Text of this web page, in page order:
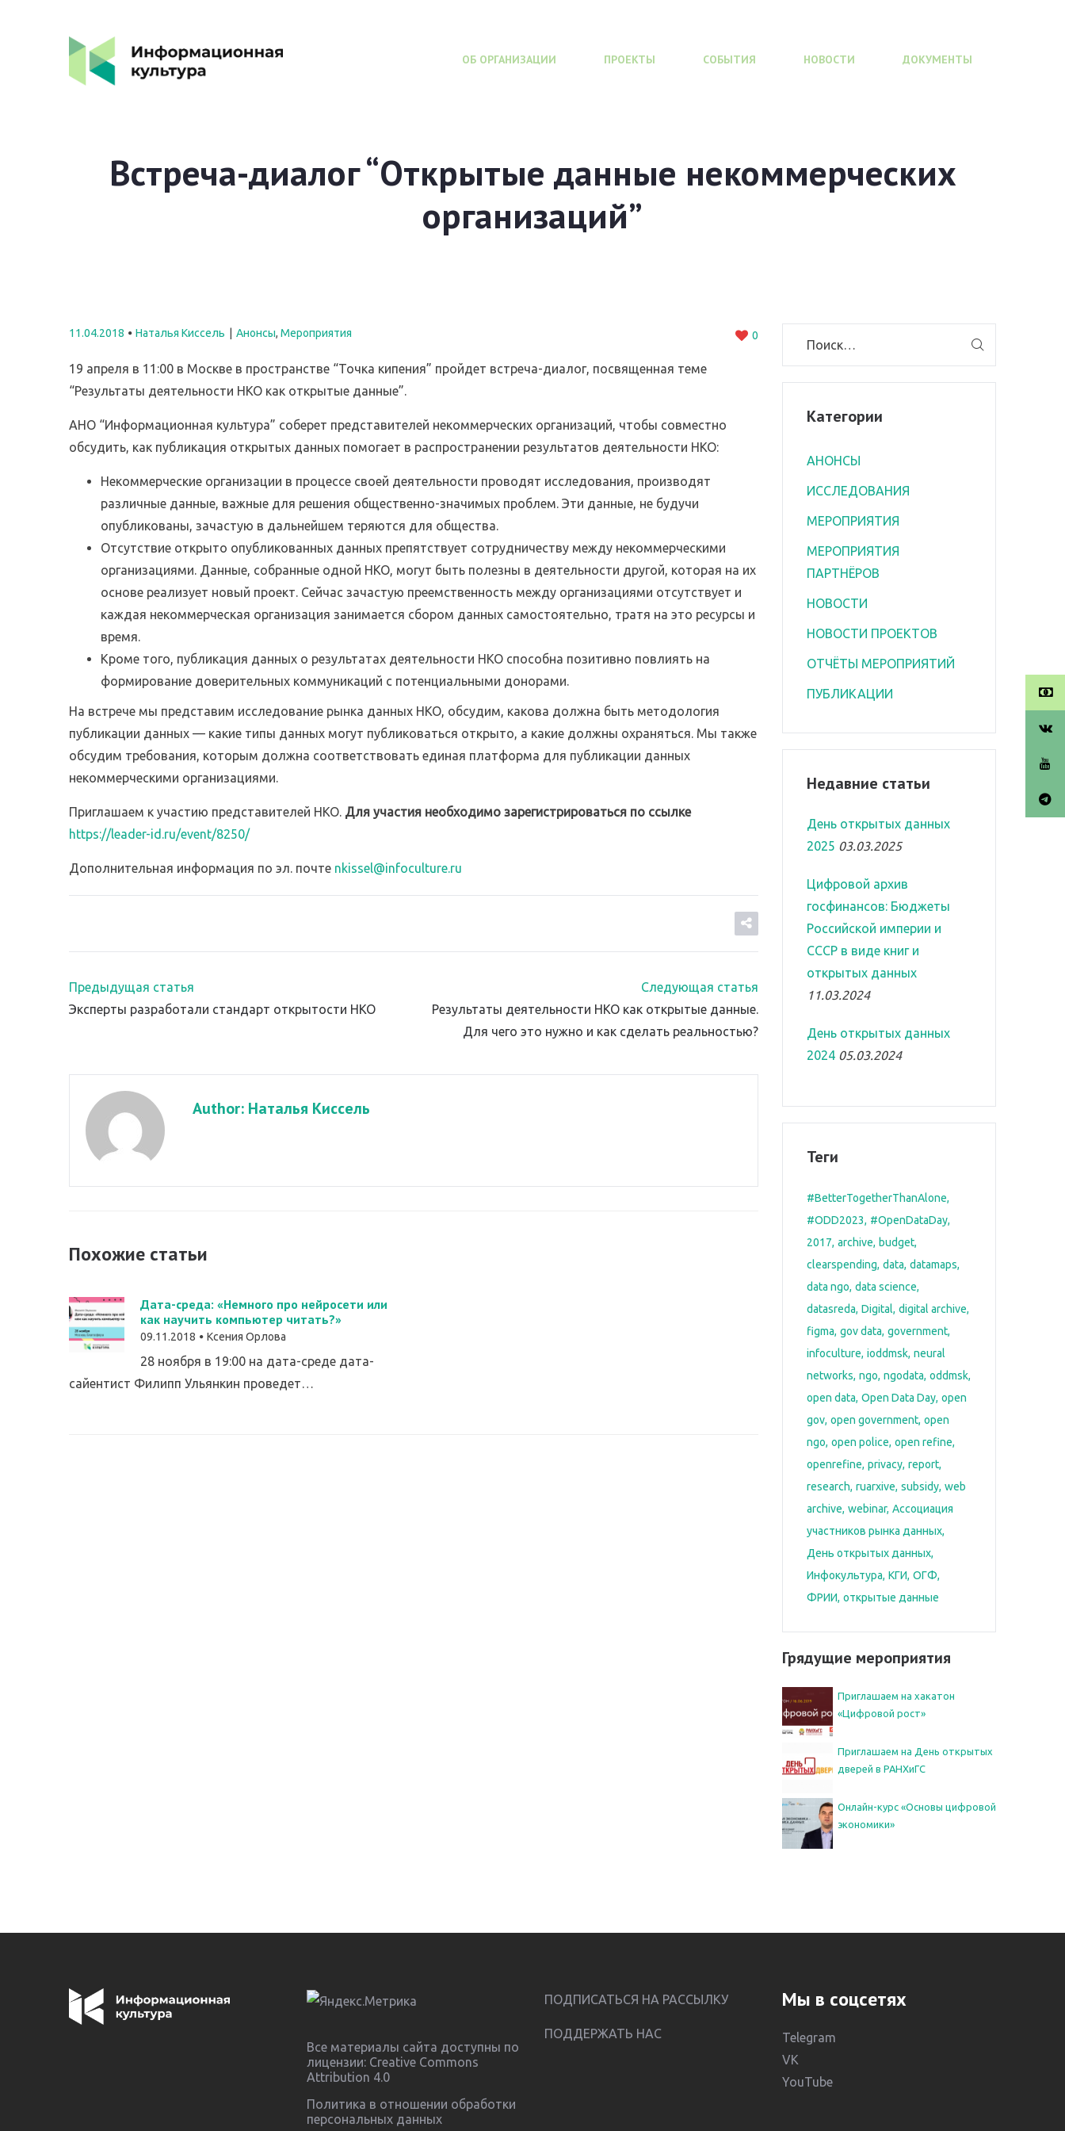
ОБ ОРГАНИЗАЦИИ ПРОЕКТЫ СОБЫТИЯ НОВОСТИ ДОКУМЕНТЫ
Встреча-диалог “Открытые данные некоммерческих
организаций”
11.04.2018 Наталья Киссель Анонсы, Мероприятия 0
19 апреля в 11:00 в Москве в пространстве “Точка кипения” пройдет встреча-диалог, посвященная теме
“Результаты деятельности НКО как открытые данные”.
АНО “Информационная культура” соберет представителей некоммерческих организаций, чтобы совместно
обсудить, как публикация открытых данных помогает в распространении результатов деятельности НКО:
Некоммерческие организации в процессе своей деятельности проводят исследования, производят
различные данные, важные для решения общественно-значимых проблем. Эти данные, не будучи
опубликованы, зачастую в дальнейшем теряются для общества.
Отсутствие открыто опубликованных данных препятствует сотрудничеству между некоммерческими
организациями. Данные, собранные одной НКО, могут быть полезны в деятельности другой, которая на их
основе реализует новый проект. Сейчас зачастую преемственность между организациями отсутствует и
каждая некоммерческая организация занимается сбором данных самостоятельно, тратя на это ресурсы и
время.
Кроме того, публикация данных о результатах деятельности НКО способна позитивно повлиять на
формирование доверительных коммуникаций с потенциальными донорами.
На встрече мы представим исследование рынка данных НКО, обсудим, какова должна быть методология
публикации данных — какие типы данных могут публиковаться открыто, а какие должны охраняться. Мы также
обсудим требования, которым должна соответствовать единая платформа для публикации данных
некоммерческими организациями.
Приглашаем к участию представителей НКО. Для участия необходимо зарегистрироваться по ссылке
https://leader-id.ru/event/8250/
Дополнительная информация по эл. почте nkissel@infoculture.ru
Предыдущая статья
Эксперты разработали стандарт открытости НКО
Следующая статья
Результаты деятельности НКО как открытые данные.
Для чего это нужно и как сделать реальностью?
Author: Наталья Киссель
Похожие статьи
Дата-среда: «Немного про нейросети или
как научить компьютер читать?»
09.11.2018 Ксения Орлова
28 ноября в 19:00 на дата-среде дата-
сайентист Филипп Ульянкин проведет…
Категории
АНОНСЫ
ИССЛЕДОВАНИЯ
МЕРОПРИЯТИЯ
МЕРОПРИЯТИЯ
ПАРТНЁРОВ
НОВОСТИ
НОВОСТИ ПРОЕКТОВ
ОТЧЁТЫ МЕРОПРИЯТИЙ
ПУБЛИКАЦИИ
Недавние статьи
День открытых данных
2025 03.03.2025
Цифровой архив
госфинансов: Бюджеты
Российской империи и
СССР в виде книг и
открытых данных
11.03.2024
День открытых данных
2024 05.03.2024
Теги
#BetterTogetherThanAlone
#ODD2023
#OpenDataDay
2017 archive
budget
clearspending data datamaps
data ngo data science
datasreda Digital digital archive
figma gov data government
infoculture ioddmsk neural
networks ngo ngodata oddmsk
open data Open Data Day open
gov open government open
ngo open police open refine
openrefine privacy report
research ruarxive subsidy web
archive webinar Ассоциация
участников рынка данных
День открытых данных
Инфокультура КГИ ОГФ
ФРИИ открытые данные
Грядущие мероприятия
Приглашаем на хакатон
«Цифровой рост»
Приглашаем на День открытых
дверей в РАНХиГС
Онлайн-курс «Основы цифровой
экономики»
Все материалы сайта доступны по
лицензии: Creative Commons
Attribution 4.0
Политика в отношении обработки
персональных данных
ПОДПИСАТЬСЯ НА РАССЫЛКУ
ПОДДЕРЖАТЬ НАС
Мы в соцсетях
Telegram
VK
YouTube